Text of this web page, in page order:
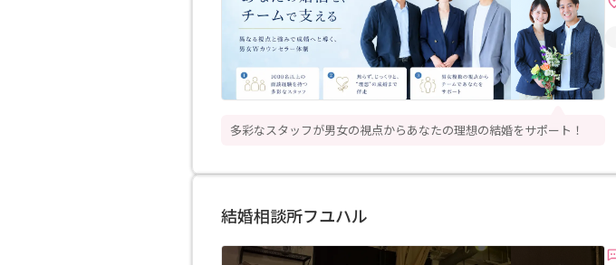
多彩なスタッフが男女の視点からあなたの理想の結婚をサポート！
結婚相談所フユハル